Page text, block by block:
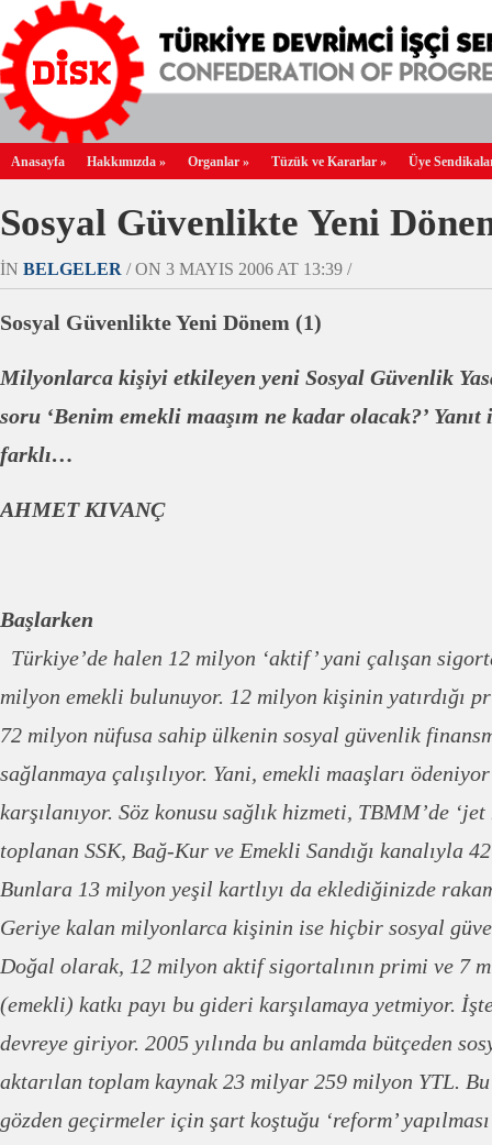
Anasayfa Hakkımızda » Organlar » Tüzük ve Kararlar » Üye
Sosyal Güvenlikte Yeni
IN BELGELER / ON 3 MAYIS 2006 AT 13:39 /
Sosyal Güvenlikte Yeni Dönem (1)
Milyonlarca kişiyi etkileyen yeni Sosyal Güvenlik
soru ‘Benim emekli maaşım ne kadar olacak?’
farklı…
AHMET KIVANÇ
Başlarken
Türkiye’de halen 12 milyon ‘aktif’ yani çalışan
milyon emekli bulunuyor. 12 milyon kişinin yatırdığı
72 milyon nüfusa sahip ülkenin sosyal güvenlik
sağlanmaya çalışılıyor. Yani, emekli maaşları
karşılanıyor. Söz konusu sağlık hizmeti, TBMM’de ‘jet
toplanan SSK, Bağ-Kur ve Emekli Sandığı kanalıyla
Bunlara 13 milyon yeşil kartlıyı da eklediğinizde
Geriye kalan milyonlarca kişinin ise hiçbir sosyal
Doğal olarak, 12 milyon aktif sigortalının primi ve 7
(emekli) katkı payı bu gideri karşılamaya yetmiyor.
devreye giriyor. 2005 yılında bu anlamda bütçeden
aktarılan toplam kaynak 23 milyar 259 milyon YTL.
gözden geçirmeler için şart koştuğu ‘reform’